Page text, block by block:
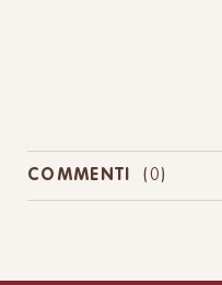
COMMENTI (0)